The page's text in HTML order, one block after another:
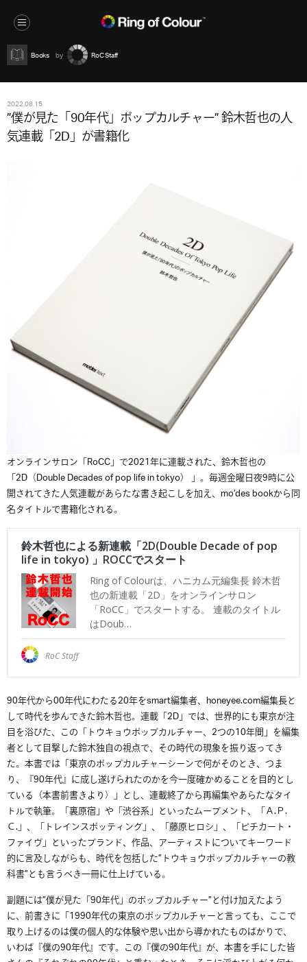
Books RoC Staff
2022.08.15
”僕が見た「90年代」ポップカルチャー” 鈴木哲也の人
気連載「2D」が書籍化
オンラインサロン「RoCC」で2021年に連載された、鈴木哲也の
「2D（Double Decades of pop life in tokyo） 」。毎週金曜日夜9時に公
開されてきた人気連載があらたな書き起こしを加え、mo’des bookから同
名タイトルで書籍化される。
90年代から00年代にわたる20年をsmart編集者、honeyee.com編集長と
して時代を歩んできた鈴木哲也。連載「2D」では、世界的にも東京が注
目を浴びた、この「トウキョウポップカルチャー、2つの10年間」を編集
者として目撃した鈴木独自の視点で、その時代の現象を振り返ってき
た。本書では「東京のポップカルチャーシーンで何がそのとき、つま
り、『90年代』に成し遂げられたのかを今一度確かめることを目的とし
ている（本書前書きより）」とし、連載終了から再編集やあらたなタイ
トルで執筆。「裏原宿」や「渋谷系」といったムーブメント、「Ａ.Ｐ.
Ｃ.」、「トレインスポッティ ング」、「藤原ヒロシ」、「ピチカート・
ファイヴ」 といったブランド、作品、アーティストについてキーワード
的に言及しながらも、時代を包括した”トウキョウポップカルチャーの教
科書”とも言うべき一冊に仕上げている。
副題には”僕が見た「90年代」のポップカルチャー”と付け加えたよう
に、前書きに「1990年代の東京のポップカルチャーと言っても、ここで
取り上げるのは僕の個人的な体験や思い出から導かれたものばかりで、
いわば『僕の90年代』です。この『僕の90年代』が、 本書を手にした皆